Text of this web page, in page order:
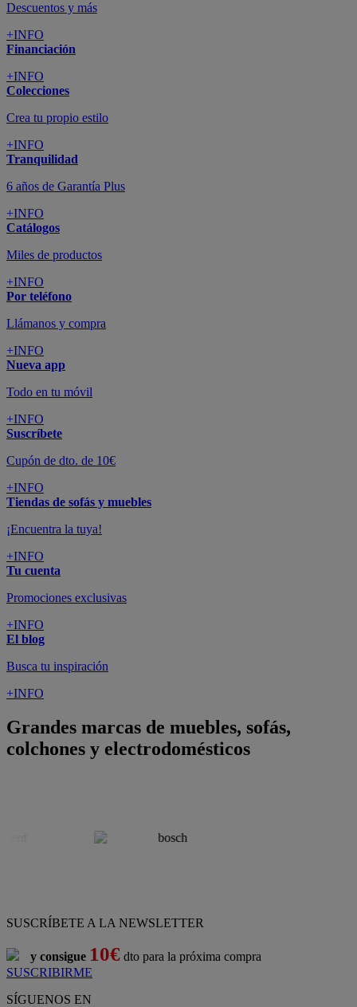
Descuentos y más
+INFO
Financiación
+INFO
Colecciones
Crea tu propio estilo
+INFO
Tranquilidad
6 años de Garantía Plus
+INFO
Catálogos
Miles de productos
+INFO
Por teléfono
Llámanos y compra
+INFO
Nueva app
Todo en tu móvil
+INFO
Suscríbete
Cupón de dto. de 10€
+INFO
Tiendas de sofás y muebles
¡Encuentra la tuya!
+INFO
Tu cuenta
Promociones exclusivas
+INFO
El blog
Busca tu inspiración
+INFO
Grandes marcas de muebles, sofás,
colchones y electrodomésticos
SUSCRÍBETE A LA NEWSLETTER
y consigue 10€ dto para la próxima compra
SUSCRIBIRME
SÍGUENOS EN